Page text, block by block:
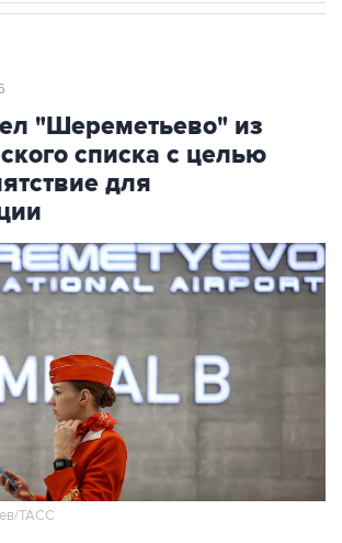
"Шереметьево" из
списка с целью
для
ТАСС